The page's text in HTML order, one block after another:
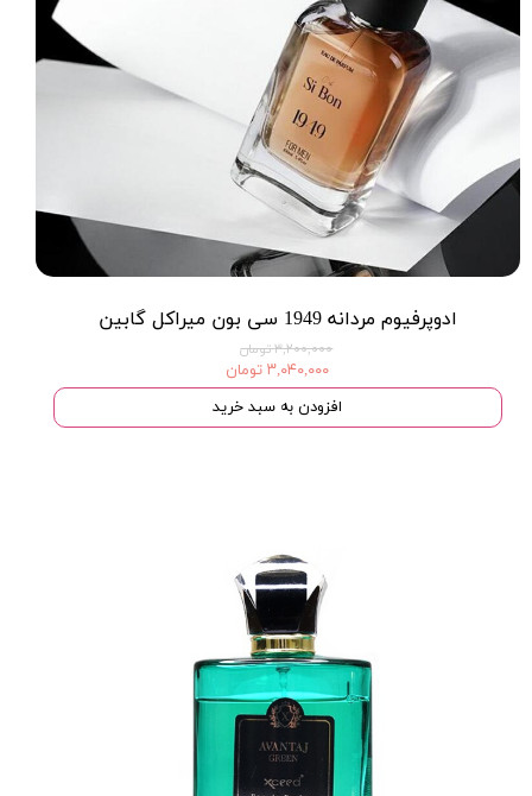
ادوپرفیوم مردانه 1949 سی بون میراکل گابین
۳,۲۰۰,۰۰۰ تومان
۳,۰۴۰,۰۰۰ تومان
افزودن به سبد خرید